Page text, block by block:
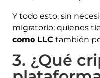
Y todo esto, sin
migratorio: quienes
como LLC también
3. ¿Qué